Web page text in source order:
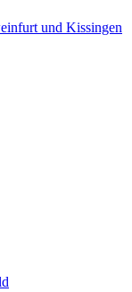
und Kissingen